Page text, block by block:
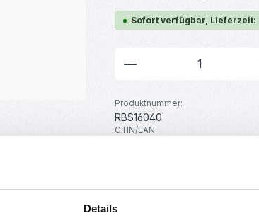
Details
Sofort verfügbar, Lieferzeit:
Produkt Anzahl:
Produktnummer:
RBS16040
GTIN/EAN: